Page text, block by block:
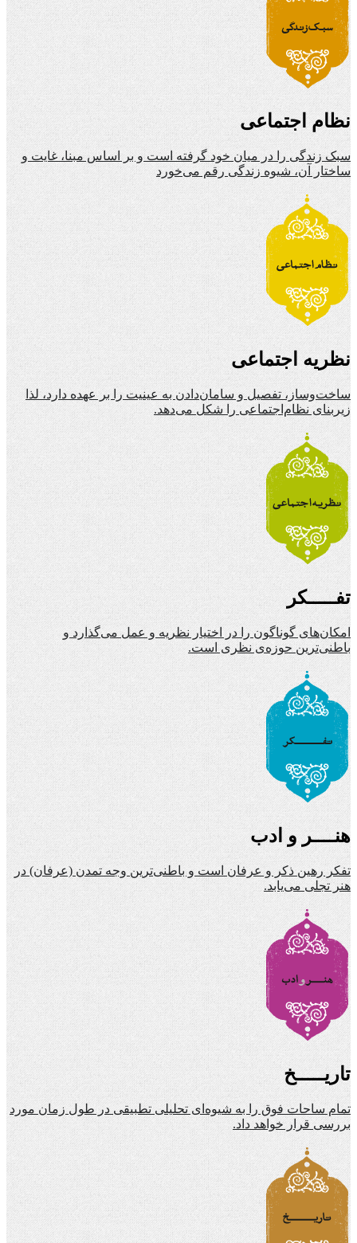
نظام اجتماعی
سبک زندگی را در میان خود گرفته است و بر اساس مبنا، غایت و
ساختار آن، شیوه زندگی رقم می‌خورد
نظریه اجتماعی
ساخت‌وساز، تفصیل و سامان‌دادن به عینیت را بر عهده دارد، لذا
زیربنای نظام‌اجتماعی را شکل می‌دهد.
تفـــــکر
امکان‌های گوناگون را در اختیار نظریه و عمل می‌گذارد و
باطنی‌ترین حوزه‌ی نظری است.
هنــــر و ادب
تفکر رهین ذکر و عرفان است و باطنی‌ترین وجه تمدن (عرفان) در
هنر تجلی می‌یابد.
تاریـــــخ
تمام ساحات فوق را به شیوه‌ای تحلیلی تطبیقی در طول زمان مورد
بررسی قرار خواهد داد.